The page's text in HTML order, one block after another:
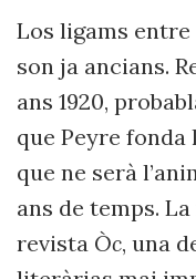
Los ligams
son ja ancians.
ans 1920,
que Peyre
que ne serà
ans de temps.
revista Òc, una